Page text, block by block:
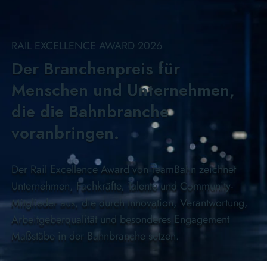
RAIL EXCELLENCE AWARD 2026
Der Branchenpreis für
Menschen und Unternehmen,
die die Bahnbranche
voranbringen.
Der Rail Excellence Award von TeamBahn zeichnet
Unternehmen, Fachkräfte, Talente und Community-
Mitglieder aus, die durch Innovation, Verantwortung,
Arbeitgeberqualität und besonderes Engagement
Maßstäbe in der Bahnbranche setzen.